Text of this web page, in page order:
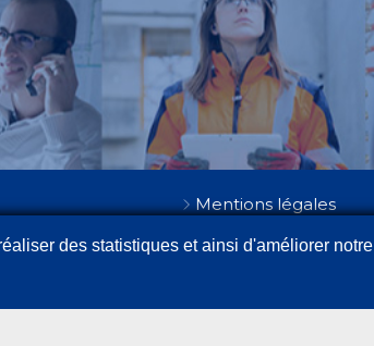
Mentions légales
Cookies
des statistiques et ainsi d'améliorer notre